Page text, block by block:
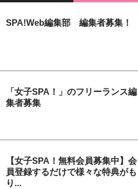
SPA!Web編集部 編集者募集！
「女子SPA！」のフリーランス編
集者募集
【女子SPA！無料会員募集中】会
員登録するだけで様々な特典がも
り...